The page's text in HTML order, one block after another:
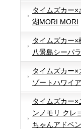
タイムズカー×
湖MORI MORI
タイムズカー×
八景島シーパ
タイムズカー×
ゾートハワイ
タイムズカー×
ンノモリ クレ
ちゃんアドベ